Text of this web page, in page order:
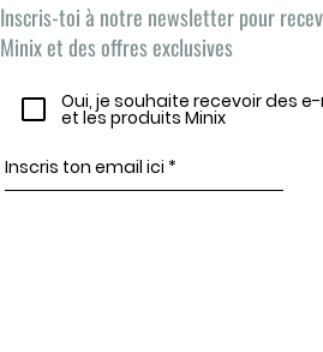
Inscris-toi à notre newsletter pour
Minix et des offres exclusives
Oui, je souhaite recevoir des
et les produits Minix